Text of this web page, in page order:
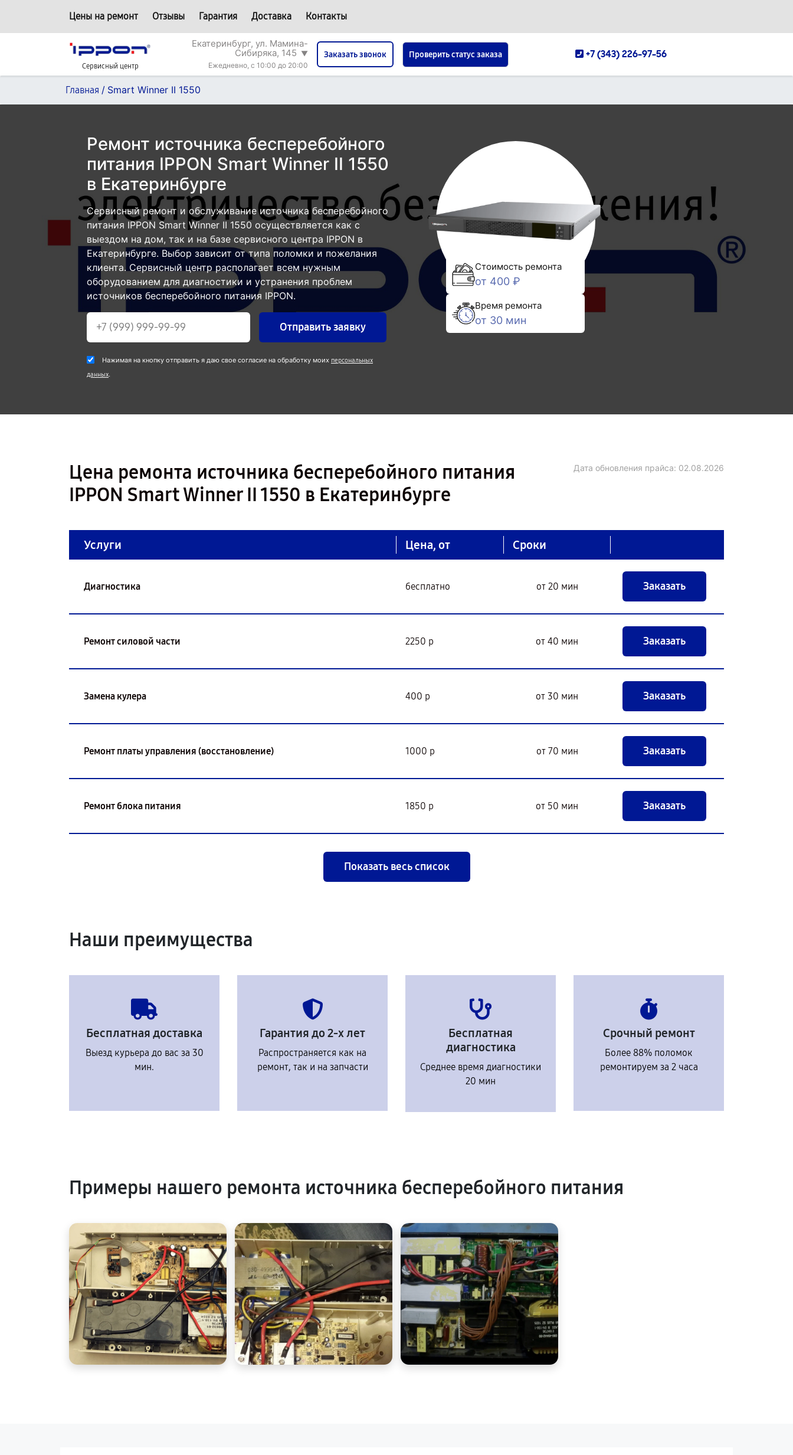
Цены на ремонт Отзывы Гарантия Доставка Контакты
Сервисный центр
Екатеринбург, ул. Мамина-
Сибиряка, 145 ▼
Ежедневно, с 10:00 до 20:00
Заказать звонок Проверить статус заказа +7 (343) 226-97-56
Главная / Smart Winner II 1550
Ремонт источника бесперебойного
питания IPPON Smart Winner II 1550
в Екатеринбурге
Сервисный ремонт и обслуживание источника бесперебойного
питания IPPON Smart Winner II 1550 осуществляется как с
выездом на дом, так и на базе сервисного центра IPPON в
Екатеринбурге. Выбор зависит от типа поломки и пожелания
клиента. Сервисный центр располагает всем нужным
оборудованием для диагностики и устранения проблем
источников бесперебойного питания IPPON.
Отправить заявку
Нажимая на кнопку отправить я даю свое согласие на обработку моих персональных
данных.
Стоимость ремонта
от 400 ₽
Время ремонта
от 30 мин
Цена ремонта источника бесперебойного питания
IPPON Smart Winner II 1550 в Екатеринбурге
Дата обновления прайса: 02.08.2026
Услуги Цена, от Сроки
Диагностика бесплатно от 20 мин Заказать
Ремонт силовой части 2250 р от 40 мин Заказать
Замена кулера 400 р от 30 мин Заказать
Ремонт платы управления (восстановление) 1000 р от 70 мин Заказать
Ремонт блока питания 1850 р от 50 мин Заказать
Показать весь список
Наши преимущества
Бесплатная доставка
Выезд курьера до вас за 30
мин.
Гарантия до 2-х лет
Распространяется как на
ремонт, так и на запчасти
Бесплатная
диагностика
Среднее время диагностики
20 мин
Срочный ремонт
Более 88% поломок
ремонтируем за 2 часа
Примеры нашего ремонта источника бесперебойного питания